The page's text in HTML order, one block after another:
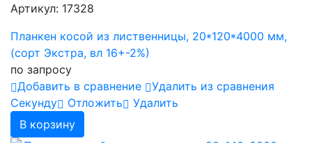
Артикул: 17328
Планкен косой из лиственницы, 20*120*4000 мм,
(сорт Экстра, вл 16+-2%)
по запросу
Добавить в сравнение
Удалить из сравнения
Cекунду
Отложить
Удалить
В корзину